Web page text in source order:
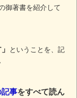
御著書を紹介して
ということを、記
記事をすべて読ん